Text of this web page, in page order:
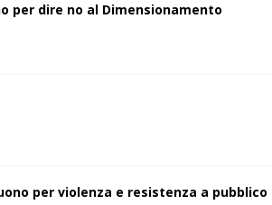
per dire no al Dimensionamento
per violenza e resistenza a pubblico